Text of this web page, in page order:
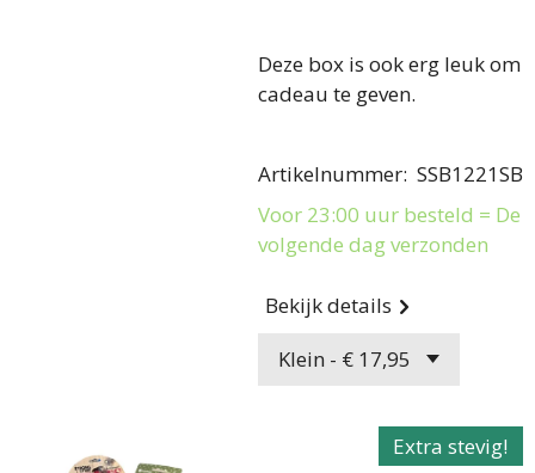
Deze box is ook erg leuk om
cadeau te geven.
Artikelnummer: SSB1221SB
Voor 23:00 uur besteld = De
volgende dag verzonden
Bekijk details
Extra stevig!